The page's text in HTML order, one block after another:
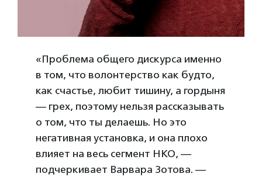
«Проблема общего дискурса именно
в том, что волонтерство как будто,
как счастье, любит тишину, а гордыня
— грех, поэтому нельзя рассказывать
о том, что ты делаешь. Но это
негативная установка, и она плохо
влияет на весь сегмент НКО, —
подчеркивает Варвара Зотова. —